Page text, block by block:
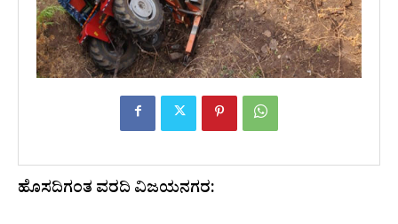
ಹೊಸದಿಗಂತ ವರದಿ ವಿಜಯನಗರ: